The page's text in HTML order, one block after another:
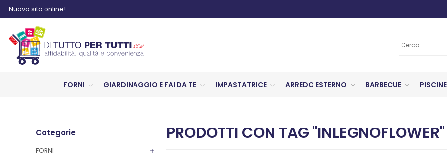
Nuovo sito online!
FORNI GIARDINAGGIO E FAI DA TE IMPASTATRICE ARREDO ESTERNO BARBECUE PISCINE
Categorie
FORNI
PRODOTTI CON TAG "INLEGNOFLOWER"